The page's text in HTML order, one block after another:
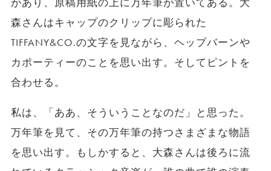
があり、原稿用紙の上に万年筆が置いてある。大
森さんはキャップのクリップに彫られた
TIFFANY&CO.の文字を見ながら、ヘップバーンや
カポーティーのことを思い出す。そしてピントを
合わせる。
私は、「ああ、そういうことなのだ」と思った。
万年筆を見て、その万年筆の持つさまざまな物語
を思い出す。もしかすると、大森さんは後ろに流